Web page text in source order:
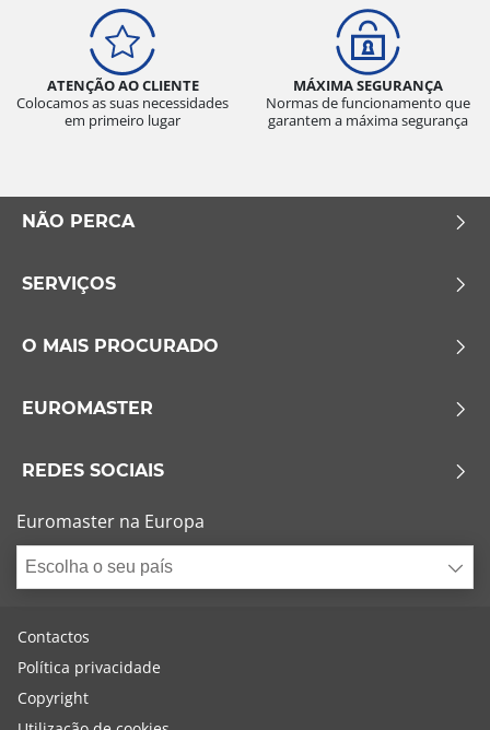
ATENÇÃO AO CLIENTE
Colocamos as suas necessidades
em primeiro lugar
MÁXIMA SEGURANÇA
Normas de funcionamento que
garantem a máxima segurança
NÃO PERCA
SERVIÇOS
O MAIS PROCURADO
EUROMASTER
REDES SOCIAIS
Euromaster na Europa
Escolha o seu país
Contactos
Política privacidade
Copyright